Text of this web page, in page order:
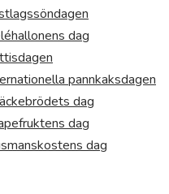
dag
pannkaksdagen
dag
dag
dag